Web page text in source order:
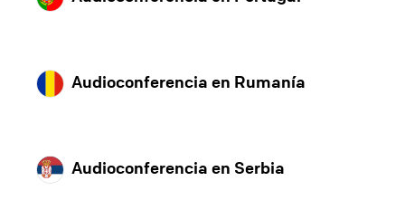
Audioconferencia en Rumanía
Audioconferencia en Serbia